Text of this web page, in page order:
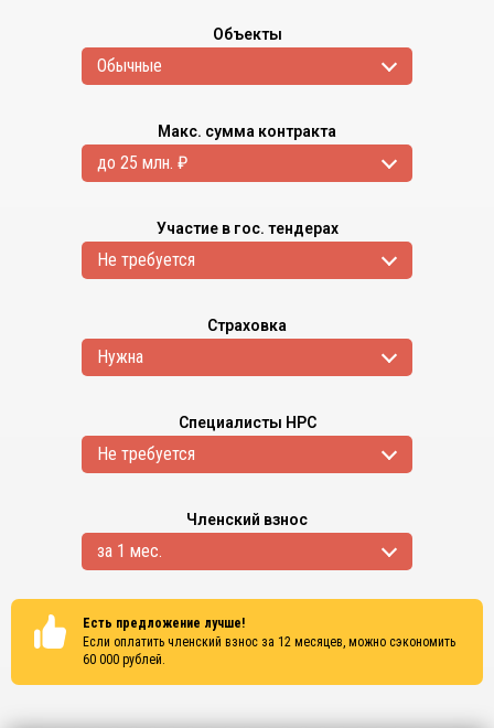
Объекты
Обычные
Макс. сумма контракта
до 25 млн. ₽
Участие в гос. тендерах
Не требуется
Страховка
Нужна
Специалисты НРС
Не требуется
Членский взнос
за 1 мес.
Есть предложение лучше!
Если оплатить членский взнос за 12 месяцев, можно сэкономить
60 000 рублей.